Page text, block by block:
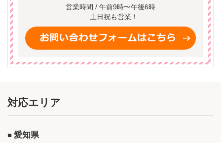
営業時間 / 午前9時〜午後6時
土日祝も営業！
対応エリア
愛知県